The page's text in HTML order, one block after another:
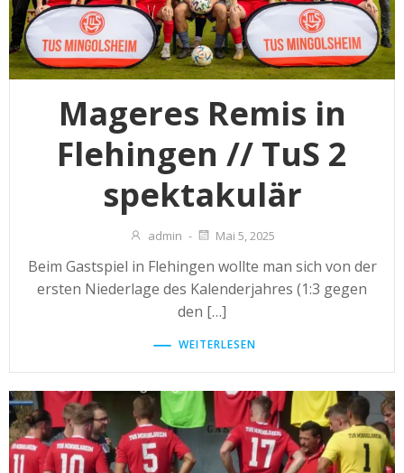
Mageres Remis in
Flehingen // TuS 2
spektakulär
admin - Mai 5, 2025
Beim Gastspiel in Flehingen wollte man sich von der
ersten Niederlage des Kalenderjahres (1:3 gegen
den […]
WEITERLESEN